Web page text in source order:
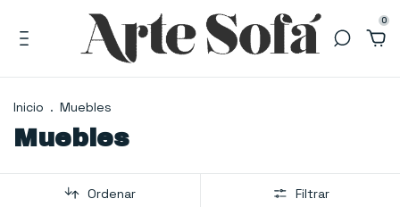
0
Inicio . Muebles
Muebles
Ordenar Filtrar